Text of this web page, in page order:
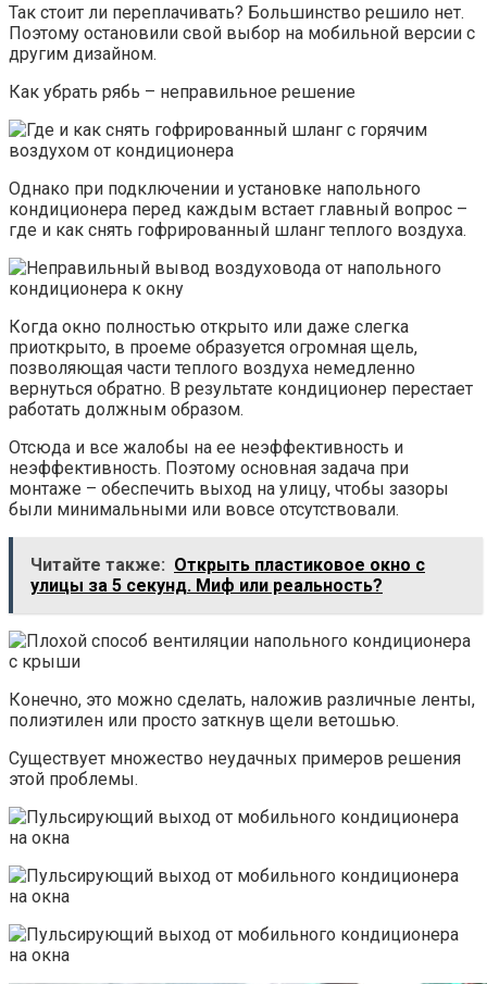
Так стоит ли переплачивать? Большинство решило нет.
Поэтому остановили свой выбор на мобильной версии с
другим дизайном.
Как убрать рябь – неправильное решение
Однако при подключении и установке напольного
кондиционера перед каждым встает главный вопрос –
где и как снять гофрированный шланг теплого воздуха.
Когда окно полностью открыто или даже слегка
приоткрыто, в проеме образуется огромная щель,
позволяющая части теплого воздуха немедленно
вернуться обратно. В результате кондиционер перестает
работать должным образом.
Отсюда и все жалобы на ее неэффективность и
неэффективность. Поэтому основная задача при
монтаже – обеспечить выход на улицу, чтобы зазоры
были минимальными или вовсе отсутствовали.
Читайте также: Открыть пластиковое окно с
улицы за 5 секунд. Миф или реальность?
Конечно, это можно сделать, наложив различные ленты,
полиэтилен или просто заткнув щели ветошью.
Существует множество неудачных примеров решения
этой проблемы.